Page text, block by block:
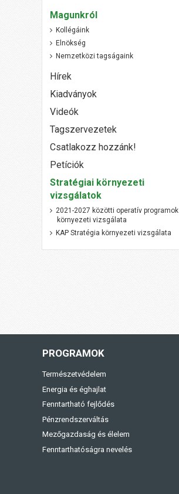
Magunkról
Kollégáink
Elnökség
Nemzetközi tagságaink
Hírek
Kiadványok
Videók
Tagszervezetek
Csatlakozz hozzánk!
Petíciók
Stratégiai környezeti
vizsgálatok
2021-2027 közötti operatív programok
környezeti vizsgálata
KAP Stratégia környezeti vizsgálata
PROGRAMOK
Természetvédelem
Energia és éghajlat
Fenntartható fejlődés
Pénzrendszerváltás
Mezőgazdaság és élelem
Fenntarthatóságra nevelés